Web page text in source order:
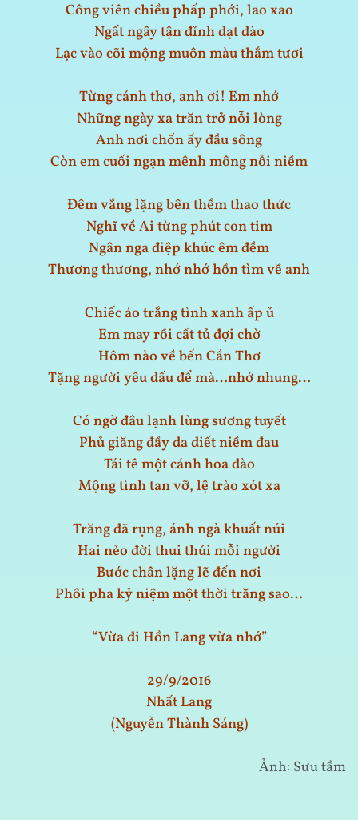
Công viên chiều phấp phới, lao xao
Ngất ngây tận đỉnh dạt dào
Lạc vào cõi mộng muôn màu thắm tươi
Từng cánh thơ, anh ơi! Em nhớ
Những ngày xa trăn trở nỗi lòng
Anh nơi chốn ấy đầu sông
Còn em cuối ngạn mênh mông nỗi niềm
Đêm vắng lặng bên thềm thao thức
Nghĩ về Ai từng phút con tim
Ngân nga điệp khúc êm đềm
Thương thương, nhớ nhớ hồn tìm về anh
Chiếc áo trắng tình xanh ấp ủ
Em may rồi cất tủ đợi chờ
Hôm nào về bến Cần Thơ
Tặng người yêu dấu để mà…nhớ nhung…
Có ngờ đâu lạnh lùng sương tuyết
Phủ giăng đầy da diết niềm đau
Tái tê một cánh hoa đào
Mộng tình tan vỡ, lệ trào xót xa
Trăng đã rụng, ánh ngà khuất núi
Hai nẻo đời thui thủi mỗi người
Bước chân lặng lẽ đến nơi
Phôi pha kỷ niệm một thời trăng sao…
“Vừa đi Hồn Lang vừa nhớ”
29/9/2016
Nhất Lang
(Nguyễn Thành Sáng)
Ảnh: Sưu tầm